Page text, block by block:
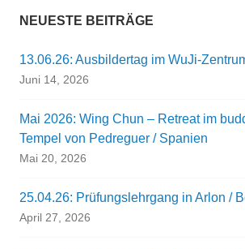
NEUESTE BEITRÄGE
13.06.26: Ausbildertag im WuJi-
Juni 14, 2026
Mai 2026: Wing Chun – Retreat im
Tempel von Pedreguer / Spanien
Mai 20, 2026
25.04.26: Prüfungslehrgang in Arlon /
April 27, 2026